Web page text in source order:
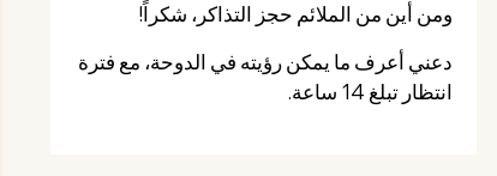
ومن أين من الملائم حجز التذاكر، شكراً!
دعني أعرف ما يمكن رؤيته في الدوحة، مع فترة
انتظار تبلغ 14 ساعة.